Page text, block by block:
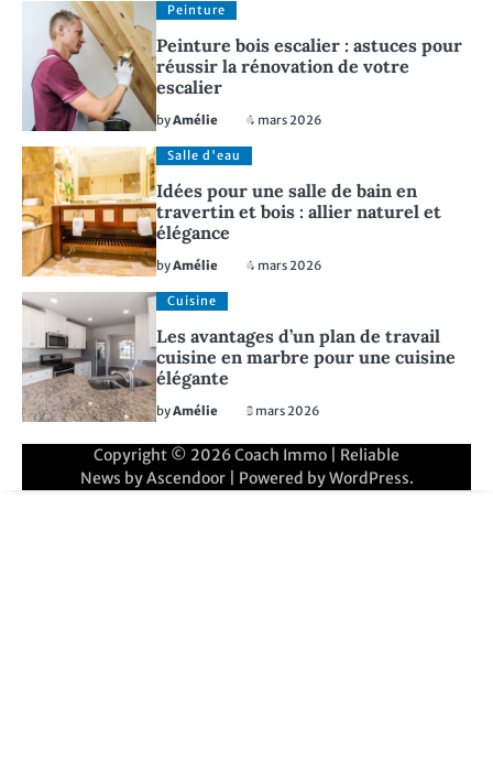
Peinture
Peinture bois escalier : astuces pour
réussir la rénovation de votre
escalier
byAmélie 4 mars 2026
Salle d'eau
Idées pour une salle de bain en
travertin et bois : allier naturel et
élégance
byAmélie 4 mars 2026
Cuisine
Les avantages d’un plan de travail
cuisine en marbre pour une cuisine
élégante
byAmélie 3 mars 2026
Copyright © 2026Coach Immo | Reliable
News byAscendoor| Powered byWordPress.